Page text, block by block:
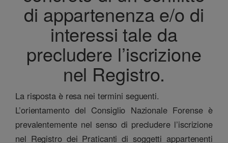
di appartenenza e/o di
interessi tale da
precludere l’iscrizione
nel Registro.
La risposta è resa nei termini seguenti.
L’orientamento del Consiglio Nazionale Forense è
prevalentemente nel senso di precludere l’iscrizione
nel Registro dei Praticanti di soggetti appartenenti